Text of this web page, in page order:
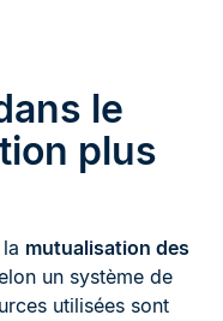
le
plus
mutualisation des
un système de
utilisées sont